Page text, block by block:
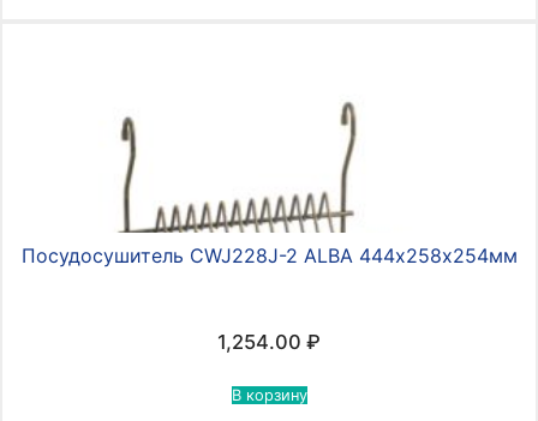
Посудосушитель CWJ228J-2 ALBA 444х258х254мм
1,254.00 ₽
В корзину